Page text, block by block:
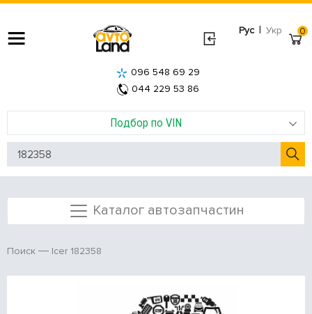
Рус | Укр
Подбор по VIN
096 548 69 29
044 229 53 86
0
Каталог автозапчастин
Поиск Icer 182358